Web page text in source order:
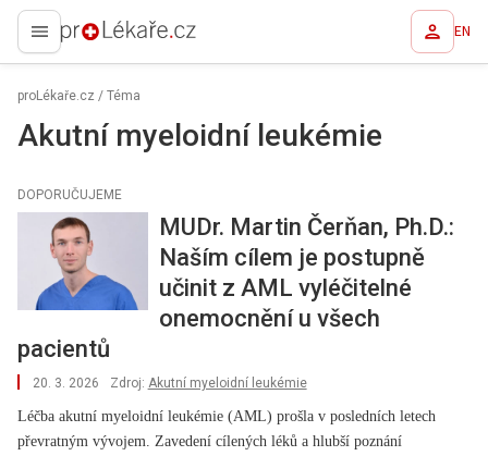
proLékaře.cz EN
proLékaře.cz / Téma
Akutní myeloidní leukémie
DOPORUČUJEME
MUDr. Martin Čerňan, Ph.D.:
Naším cílem je postupně
učinit z AML vyléčitelné
onemocnění u všech
pacientů
20. 3. 2026 Zdroj: Akutní myeloidní leukémie
Léčba akutní myeloidní leukémie (AML) prošla v posledních letech
převratným vývojem. Zavedení cílených léků a hlubší poznání